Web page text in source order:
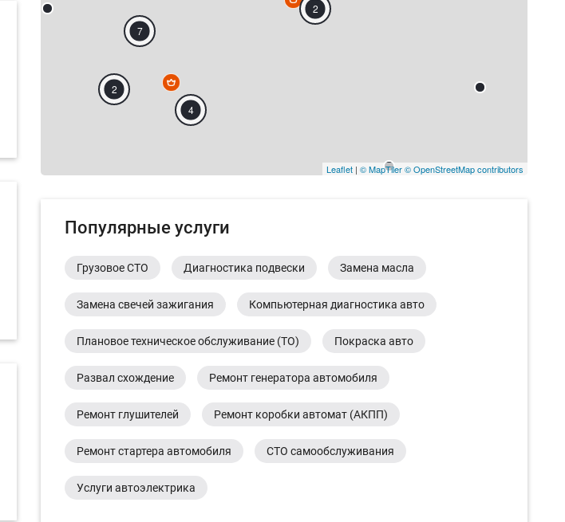
2
4
7
2
Leaflet | © MapTiler© OpenStreetMap contributors
Популярные услуги
Грузовое СТО Диагностика подвески Замена масла
Замена свечей зажигания Компьютерная диагностика авто
Плановое техническое обслуживание (ТО) Покраска авто
Развал схождение Ремонт генератора автомобиля
Ремонт глушителей Ремонт коробки автомат (АКПП)
Ремонт стартера автомобиля СТО самообслуживания
Услуги автоэлектрика